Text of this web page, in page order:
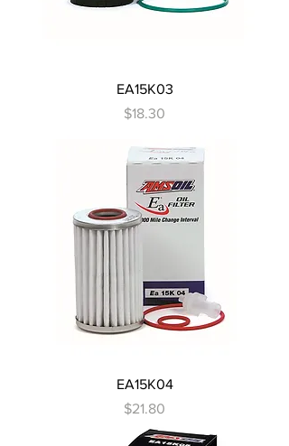
EA15K03
Precio
$18.30
EA15K04
Precio
$21.80